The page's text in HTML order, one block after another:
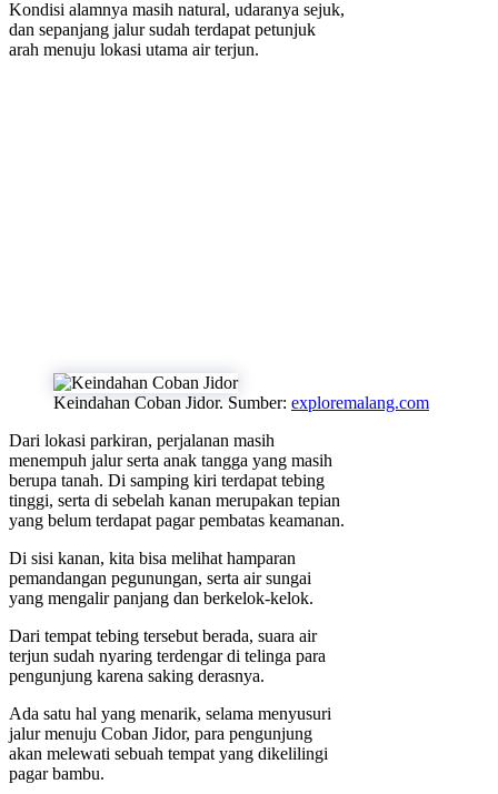
Kondisi alamnya masih natural, udaranya sejuk,
dan sepanjang jalur sudah terdapat petunjuk
arah menuju lokasi utama air terjun.
Keindahan Coban Jidor. Sumber: exploremalang.com
Dari lokasi parkiran, perjalanan masih
menempuh jalur serta anak tangga yang masih
berupa tanah. Di samping kiri terdapat tebing
tinggi, serta di sebelah kanan merupakan tepian
yang belum terdapat pagar pembatas keamanan.
Di sisi kanan, kita bisa melihat hamparan
pemandangan pegunungan, serta air sungai
yang mengalir panjang dan berkelok-kelok.
Dari tempat tebing tersebut berada, suara air
terjun sudah nyaring terdengar di telinga para
pengunjung karena saking derasnya.
Ada satu hal yang menarik, selama menyusuri
jalur menuju Coban Jidor, para pengunjung
akan melewati sebuah tempat yang dikelilingi
pagar bambu.